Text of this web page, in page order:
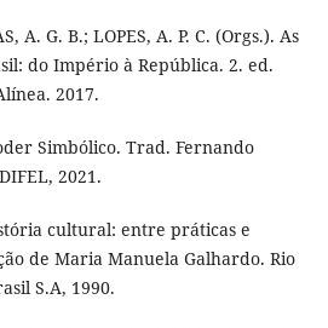
A. G. B.; LOPES, A. P. C. (Orgs.). As
do Império à República. 2. ed.
2017.
Simbólico. Trad. Fernando
2021.
cultural: entre práticas e
de Maria Manuela Galhardo. Rio
S.A, 1990.